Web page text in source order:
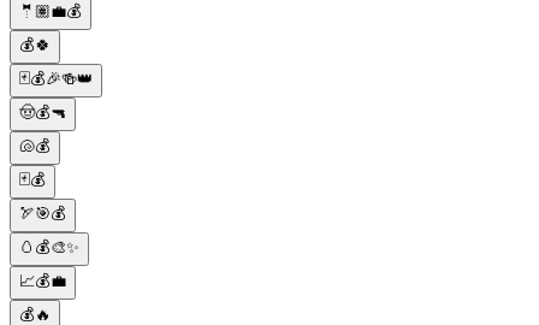
🤵🏽💼💰
💰🍀
🃏💰🎉🍻👑
🤠💰🔫
🐚💰
🃏💰
🏹🎯💰
🥚💰🎨✨
📈💰💼
💰🔥